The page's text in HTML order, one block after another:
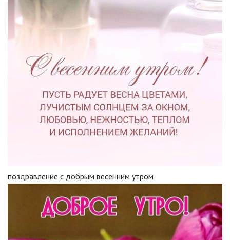
поздравление с добрым весенним утром